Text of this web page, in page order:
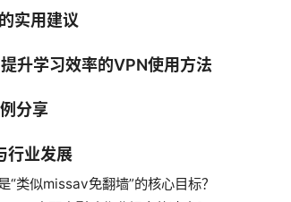
实用建议
升学习效率的VPN使用方法
分享
行业发展
“类似missav免翻墙”的核心目标？